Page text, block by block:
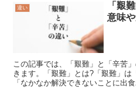
違い
「艱
意味
この記事では、「艱難」と「辛苦
きます。「艱難」とは?「艱難」
「なかなか解決できないことに出